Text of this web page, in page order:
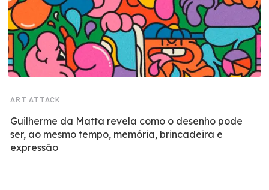
ART ATTACK
Guilherme da Matta revela como o desenho pode
ser, ao mesmo tempo, memória, brincadeira e
expressão